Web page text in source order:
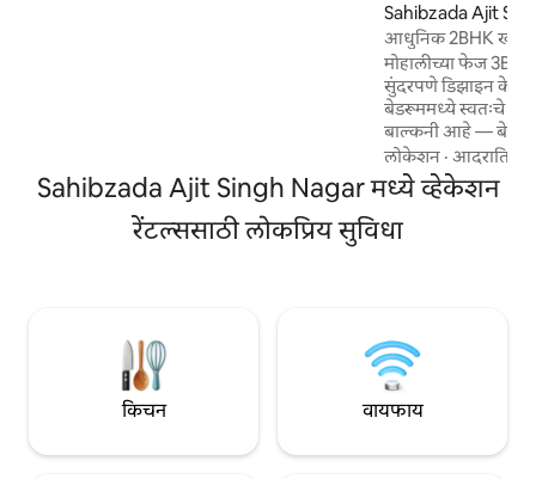
Sahibzada Ajit
धील घर
आधुनिक 2BHK
मोहालीच्या फेज 3B2
सुंदरपणे डिझाइन
बेडरूममध्ये स्वतःचे
बाल्कनी आहे —
जाळीदार
आंब्याच्या झाडाकडे दृष्टी
असलेले किंग बेड,
पूर्णपणे सुसज्ज किचन
बिस्ट्रो सीटिंगसह
घरासारखे डिझाइन
लोकेशन ·आदरातिथ्य
Sahibzada Ajit Singh Nagar मध्ये व्हेकेशन
रेंटल्ससाठी लोकप्रिय सुविधा
किचन वायफाय